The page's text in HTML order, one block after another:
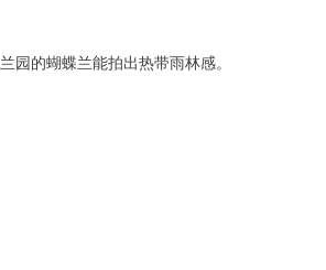
园的蝴蝶兰能拍出热带雨林感。​